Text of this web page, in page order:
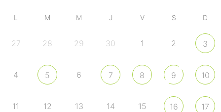
L M M J V S D
27 28 29 30 1 2 3
4 5 6 7 8 9 10
11 12 13 14 15 16 17